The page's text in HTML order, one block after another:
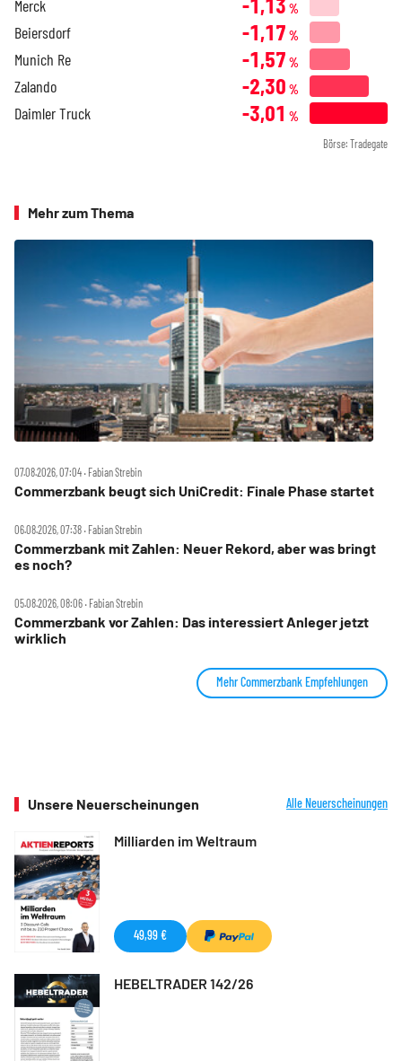
Merck %
Beiersdorf -1,17 %
Munich Re -1,57 %
Zalando -2,30 %
Daimler Truck -3,01 %
Börse: Tradegate
Mehr zum Thema
07.08.2026, 07:04 ‧ Fabian Strebin
Commerzbank beugt sich UniCredit: Finale Phase startet
06.08.2026, 07:38 ‧ Fabian Strebin
Commerzbank mit Zahlen: Neuer Rekord, aber was bringt
es noch?
05.08.2026, 08:06 ‧ Fabian Strebin
Commerzbank vor Zahlen: Das interessiert Anleger jetzt
wirklich
Mehr Commerzbank Empfehlungen
Unsere Neuerscheinungen Alle Neuerscheinungen
Milliarden im Weltraum
49,99 €
HEBELTRADER 142/26